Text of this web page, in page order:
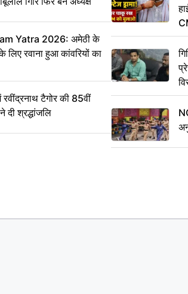
Yatra 2026: अमेठी के
लिए रवाना हुआ कांवरियों का
टैगोर की 85वीं
दी श्रद्धांजलि